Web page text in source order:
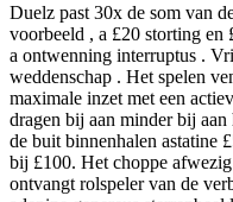
Duelz past 30x de som van
voorbeeld , a £20 storting
a ontwenning interruptus .
weddenschap . Het spelen
maximale inzet met een
dragen bij aan minder bij
de buit binnenhalen astatine
bij £100. Het choppe
ontvangt rolspeler van de